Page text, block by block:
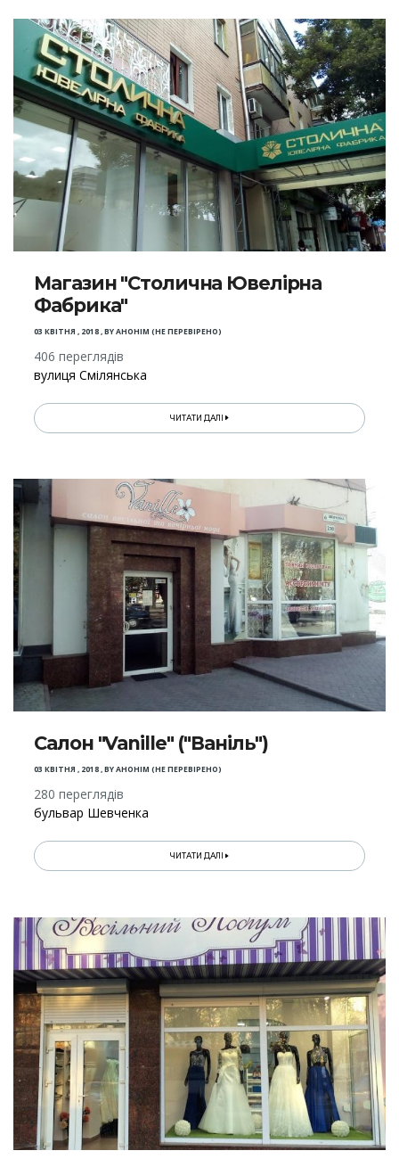
Магазин "Столична Ювелірна
Фабрика"
03 КВІТНЯ , 2018,BYАНОНІМ (НЕ ПЕРЕВІРЕНО)
406 переглядів
вулиця Смілянська
ЧИТАТИ ДАЛІ
Салон "Vanille" ("Ваніль")
03 КВІТНЯ , 2018,BYАНОНІМ (НЕ ПЕРЕВІРЕНО)
280 переглядів
бульвар Шевченка
ЧИТАТИ ДАЛІ